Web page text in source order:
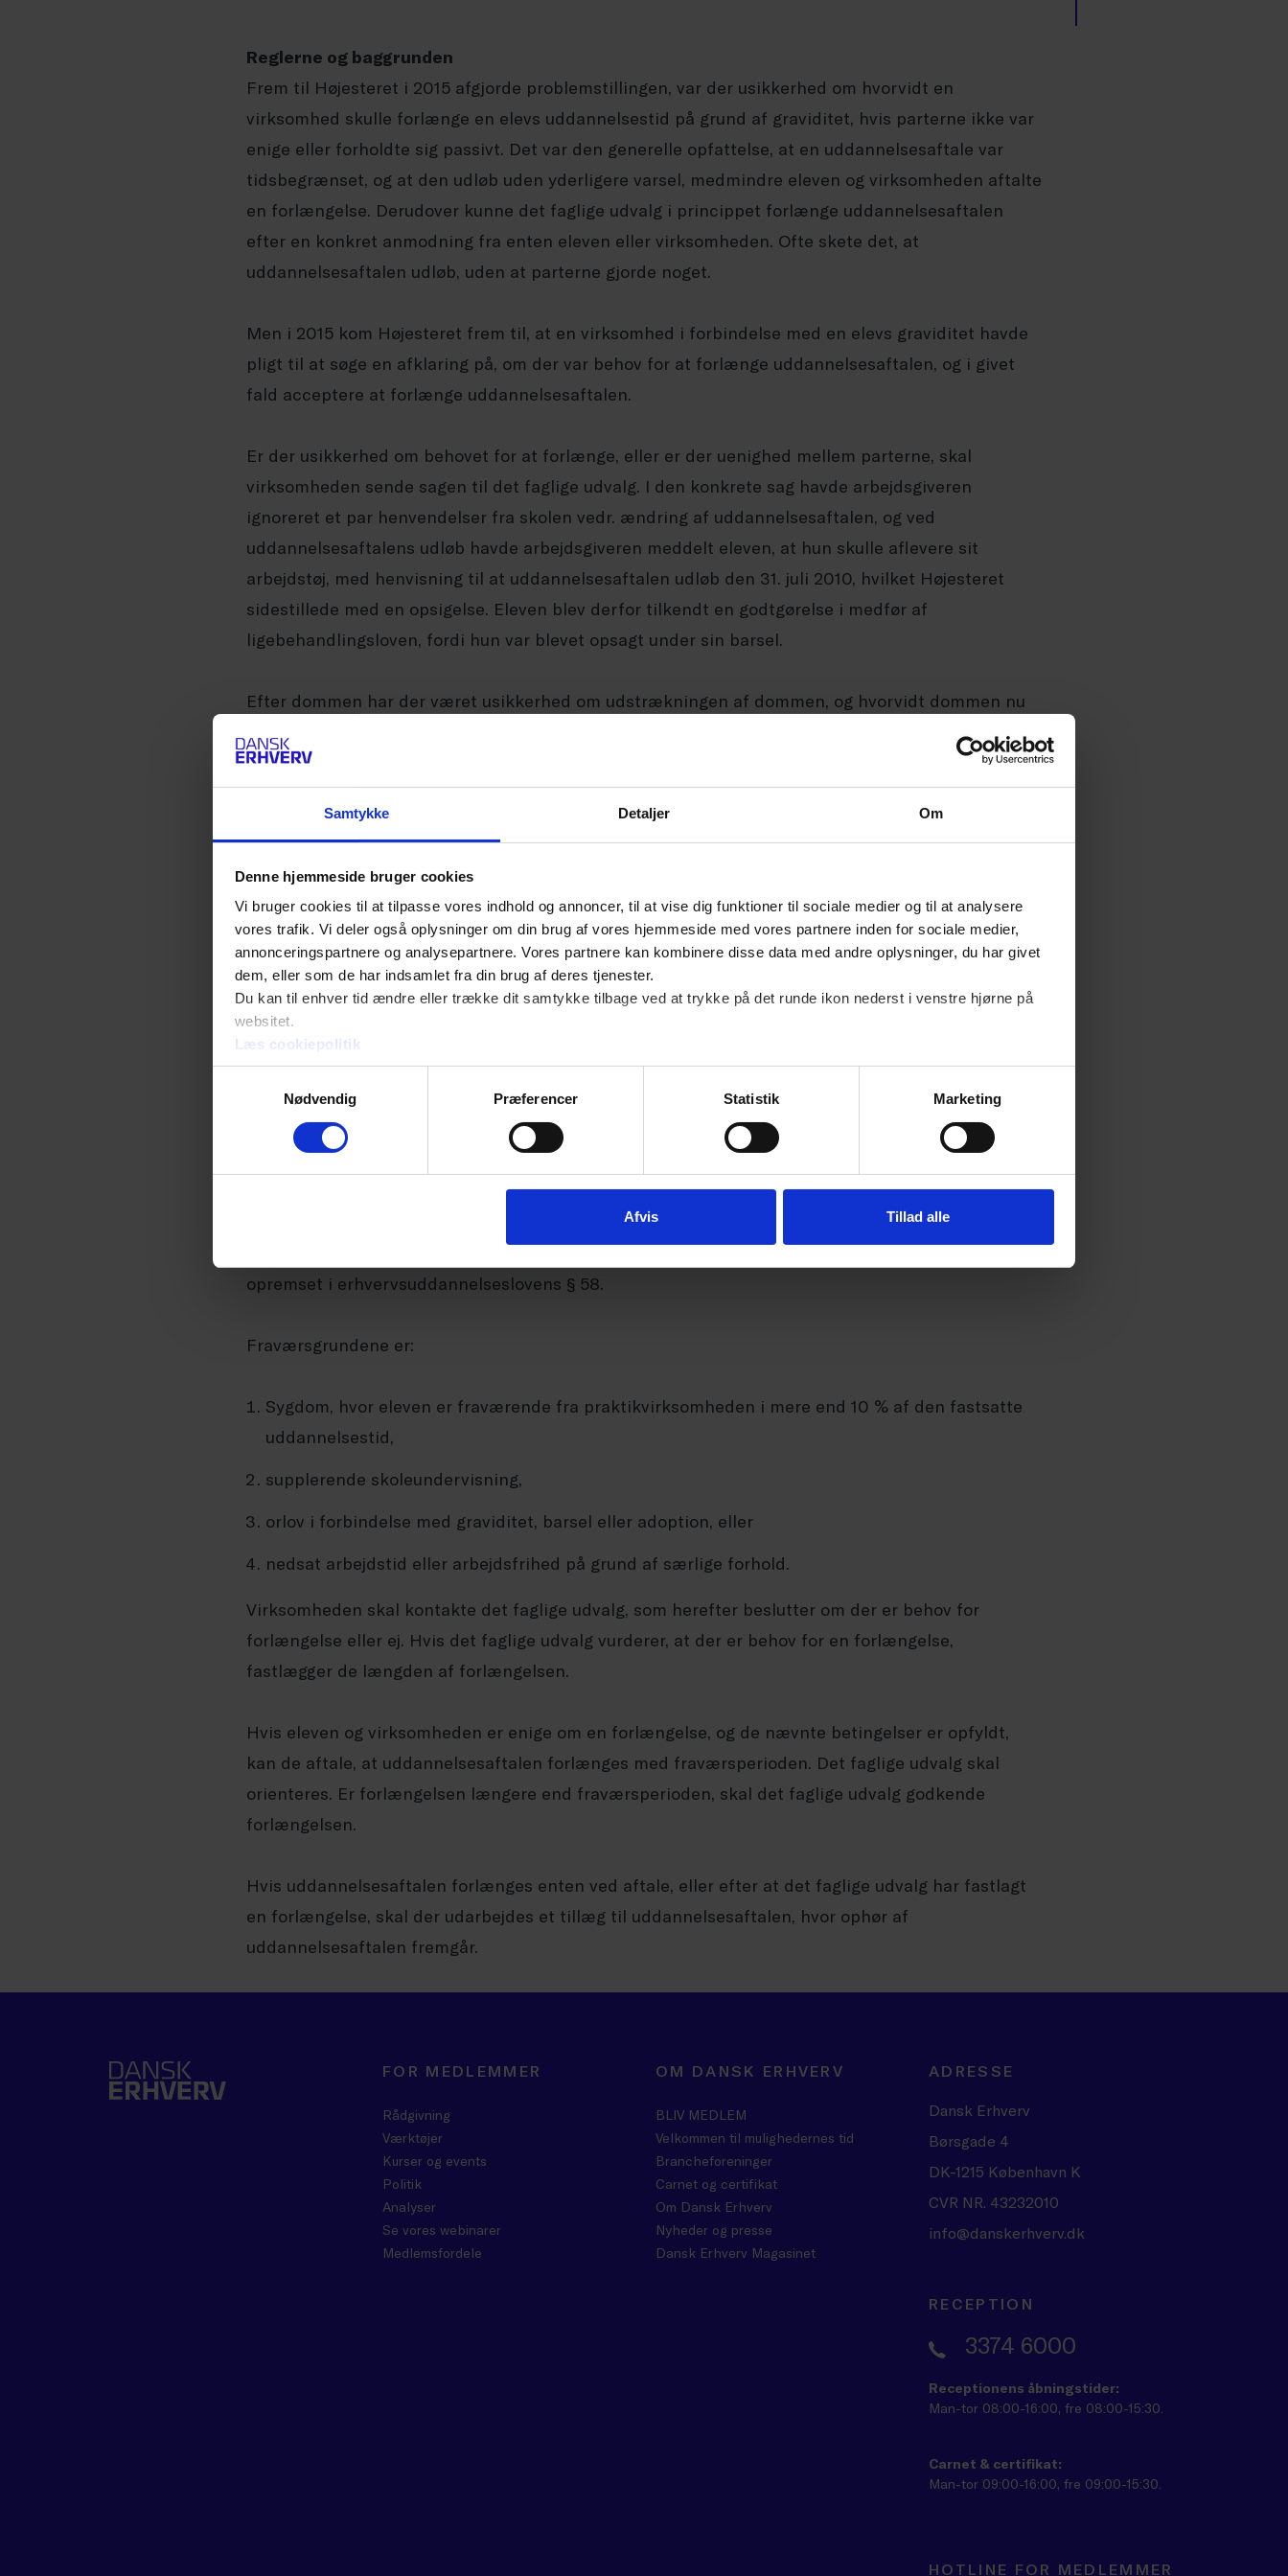
Samtykke Detaljer Om
Denne hjemmeside bruger cookies
Vi bruger cookies til at tilpasse vores indhold og annoncer, til at vise dig funktioner til sociale medier og til at analysere
vores trafik. Vi deler også oplysninger om din brug af vores hjemmeside med vores partnere inden for sociale medier,
annonceringspartnere og analysepartnere. Vores partnere kan kombinere disse data med andre oplysninger, du har givet
dem, eller som de har indsamlet fra din brug af deres tjenester.
Du kan til enhver tid ændre eller trække dit samtykke tilbage ved at trykke på det runde ikon nederst i venstre hjørne på
websitet.
Læs cookiepolitik
Nødvendig
Præferencer Statistik Marketing
Afvis Tillad alle
Reglerne og baggrunden
Frem til Højesteret i 2015 afgjorde problemstillingen, var der usikkerhed om hvorvidt en
virksomhed skulle forlænge en elevs uddannelsestid på grund af graviditet, hvis parterne ikke var
enige eller forholdte sig passivt. Det var den generelle opfattelse, at en uddannelsesaftale var
tidsbegrænset, og at den udløb uden yderligere varsel, medmindre eleven og virksomheden aftalte
en forlængelse. Derudover kunne det faglige udvalg i princippet forlænge uddannelsesaftalen
efter en konkret anmodning fra enten eleven eller virksomheden. Ofte skete det, at
uddannelsesaftalen udløb, uden at parterne gjorde noget.
Men i 2015 kom Højesteret frem til, at en virksomhed i forbindelse med en elevs graviditet havde
pligt til at søge en afklaring på, om der var behov for at forlænge uddannelsesaftalen, og i givet
fald acceptere at forlænge uddannelsesaftalen.
Er der usikkerhed om behovet for at forlænge, eller er der uenighed mellem parterne, skal
virksomheden sende sagen til det faglige udvalg. I den konkrete sag havde arbejdsgiveren
ignoreret et par henvendelser fra skolen vedr. ændring af uddannelsesaftalen, og ved
uddannelsesaftalens udløb havde arbejdsgiveren meddelt eleven, at hun skulle aflevere sit
arbejdstøj, med henvisning til at uddannelsesaftalen udløb den 31. juli 2010, hvilket Højesteret
sidestillede med en opsigelse. Eleven blev derfor tilkendt en godtgørelse i medfør af
ligebehandlingsloven, fordi hun var blevet opsagt under sin barsel.
Efter dommen har der været usikkerhed om udstrækningen af dommen, og hvorvidt dommen nu
medførte at en virksomhed har samme pligt, når eleven er fraværende på grund af eksempelvis
længerevarende sygdom.
Lovændring
dommens resultat også gælder ved længerevarende sygefravær.
Det fremgår nu af erhvervsuddannelsesloven, at eleven har krav på at få forlænget
uddannelsestiden i det omfang, det er nødvendigt, for at eleven kan nå uddannelsens mål.
Som noget nyt indebærer lovændringen samtidig en pligt for eleven til at acceptere en
forlængelse af uddannelsesaftalen, idet virksomheden nu har samme mulighed for at kræve en
forlængelse.
Hvis eleven og virksomheden ikke er enige om en forlængelse, eller eleven blot forholder sig
passivt, skal virksomheden af egen drift afklare, om der er behov for at forlænge
opremset i erhvervsuddannelseslovens § 58.
Fraværsgrundene er:
Sygdom, hvor eleven er fraværende fra praktikvirksomheden i mere end 10 % af den fastsatte
uddannelsestid,
supplerende skoleundervisning,
orlov i forbindelse med graviditet, barsel eller adoption, eller
nedsat arbejdstid eller arbejdsfrihed på grund af særlige forhold.
Virksomheden skal kontakte det faglige udvalg, som herefter beslutter om der er behov for
forlængelse eller ej. Hvis det faglige udvalg vurderer, at der er behov for en forlængelse,
fastlægger de længden af forlængelsen.
Hvis eleven og virksomheden er enige om en forlængelse, og de nævnte betingelser er opfyldt,
kan de aftale, at uddannelsesaftalen forlænges med fraværsperioden. Det faglige udvalg skal
orienteres. Er forlængelsen længere end fraværsperioden, skal det faglige udvalg godkende
forlængelsen.
Hvis uddannelsesaftalen forlænges enten ved aftale, eller efter at det faglige udvalg har fastlagt
en forlængelse, skal der udarbejdes et tillæg til uddannelsesaftalen, hvor ophør af
uddannelsesaftalen fremgår.
FOR MEDLEMMER
Rådgivning
Værktøjer
Kurser og events
Politik
Analyser
Se vores webinarer
Medlemsfordele
OM DANSK ERHVERV
BLIV MEDLEM
Velkommen til mulighedernes tid
Brancheforeninger
Carnet og certifikat
Om Dansk Erhverv
Nyheder og presse
Dansk Erhverv Magasinet
ADRESSE
Dansk Erhverv
Børsgade 4
DK-1215 København K
CVR NR. 43232010
info@danskerhverv.dk
RECEPTION
3374 6000
Receptionens åbningstider:
Man-tor 08:00-16:00, fre 08:00-15:30.
Carnet & certifikat:
Man-tor 09:00-16:00, fre 09:00-15:30.
HOTLINE FOR MEDLEMMER